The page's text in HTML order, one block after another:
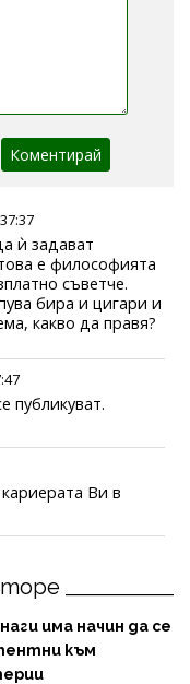
ѝ задават
е философията
съветче.
бира и цигари и
какво да правя?
публикуват.
Ви в
има начин да се
към